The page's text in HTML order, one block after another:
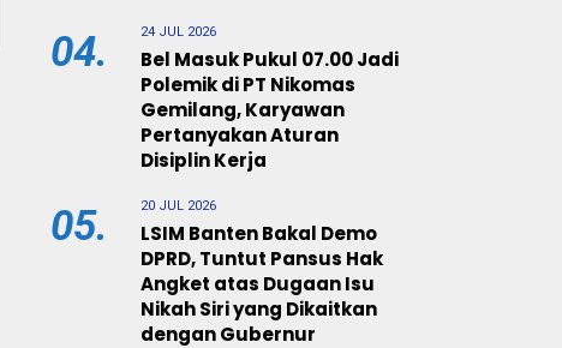
04. 24 JUL 2026
Bel Masuk Pukul 07.00 Jadi
Polemik di PT Nikomas
Gemilang, Karyawan
Pertanyakan Aturan
Disiplin Kerja
05. 20 JUL 2026
LSIM Banten Bakal Demo
DPRD, Tuntut Pansus Hak
Angket atas Dugaan Isu
Nikah Siri yang Dikaitkan
dengan Gubernur